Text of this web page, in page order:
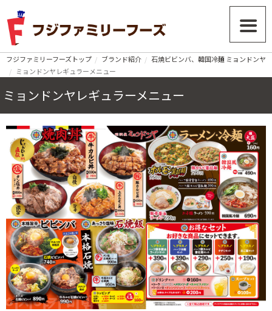
フジファミリーフーズトップ ブランド紹介
石焼ビビンバ、韓国冷麺 ミョンドンヤ
ミョンドンヤレギュラーメニュー
ミョンドンヤレギュラーメニュー